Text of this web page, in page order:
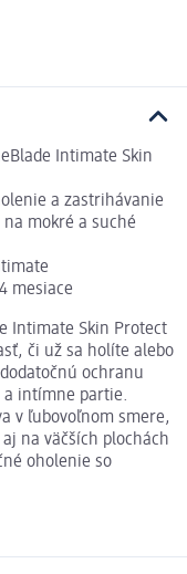
Intimate Skin
a zastrihávanie
mokré a suché
mesiace
Intimate Skin Protect
či už sa holíte alebo
ochranu
a intímne partie.
v ľubovoľnom smere,
na väčších plochách
oholenie so